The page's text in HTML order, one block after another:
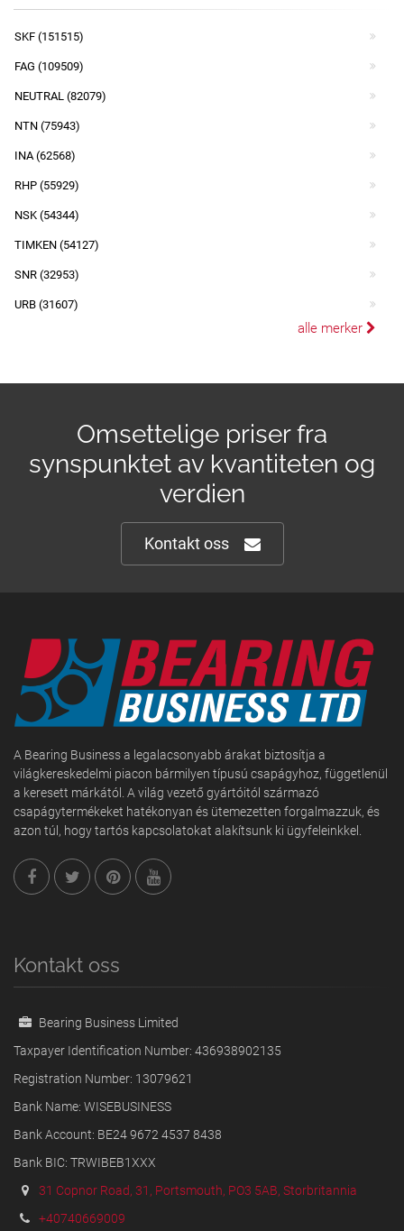
SKF (151515)
FAG (109509)
NEUTRAL (82079)
NTN (75943)
INA (62568)
RHP (55929)
NSK (54344)
TIMKEN (54127)
SNR (32953)
URB (31607)
alle merker
Omsettelige priser fra
synspunktet av kvantiteten og
verdien
Kontakt oss
A Bearing Business a legalacsonyabb árakat biztosítja a
világkereskedelmi piacon bármilyen típusú csapágyhoz, függetlenül
a keresett márkától. A világ vezető gyártóitól származó
csapágytermékeket hatékonyan és ütemezetten forgalmazzuk, és
azon túl, hogy tartós kapcsolatokat alakítsunk ki ügyfeleinkkel.
Kontakt oss
Bearing Business Limited
Taxpayer Identification Number: 436938902135
Registration Number: 13079621
Bank Name: WISEBUSINESS
Bank Account: BE24 9672 4537 8438
Bank BIC: TRWIBEB1XXX
31 Copnor Road, 31, Portsmouth, PO3 5AB, Storbritannia
+40740669009